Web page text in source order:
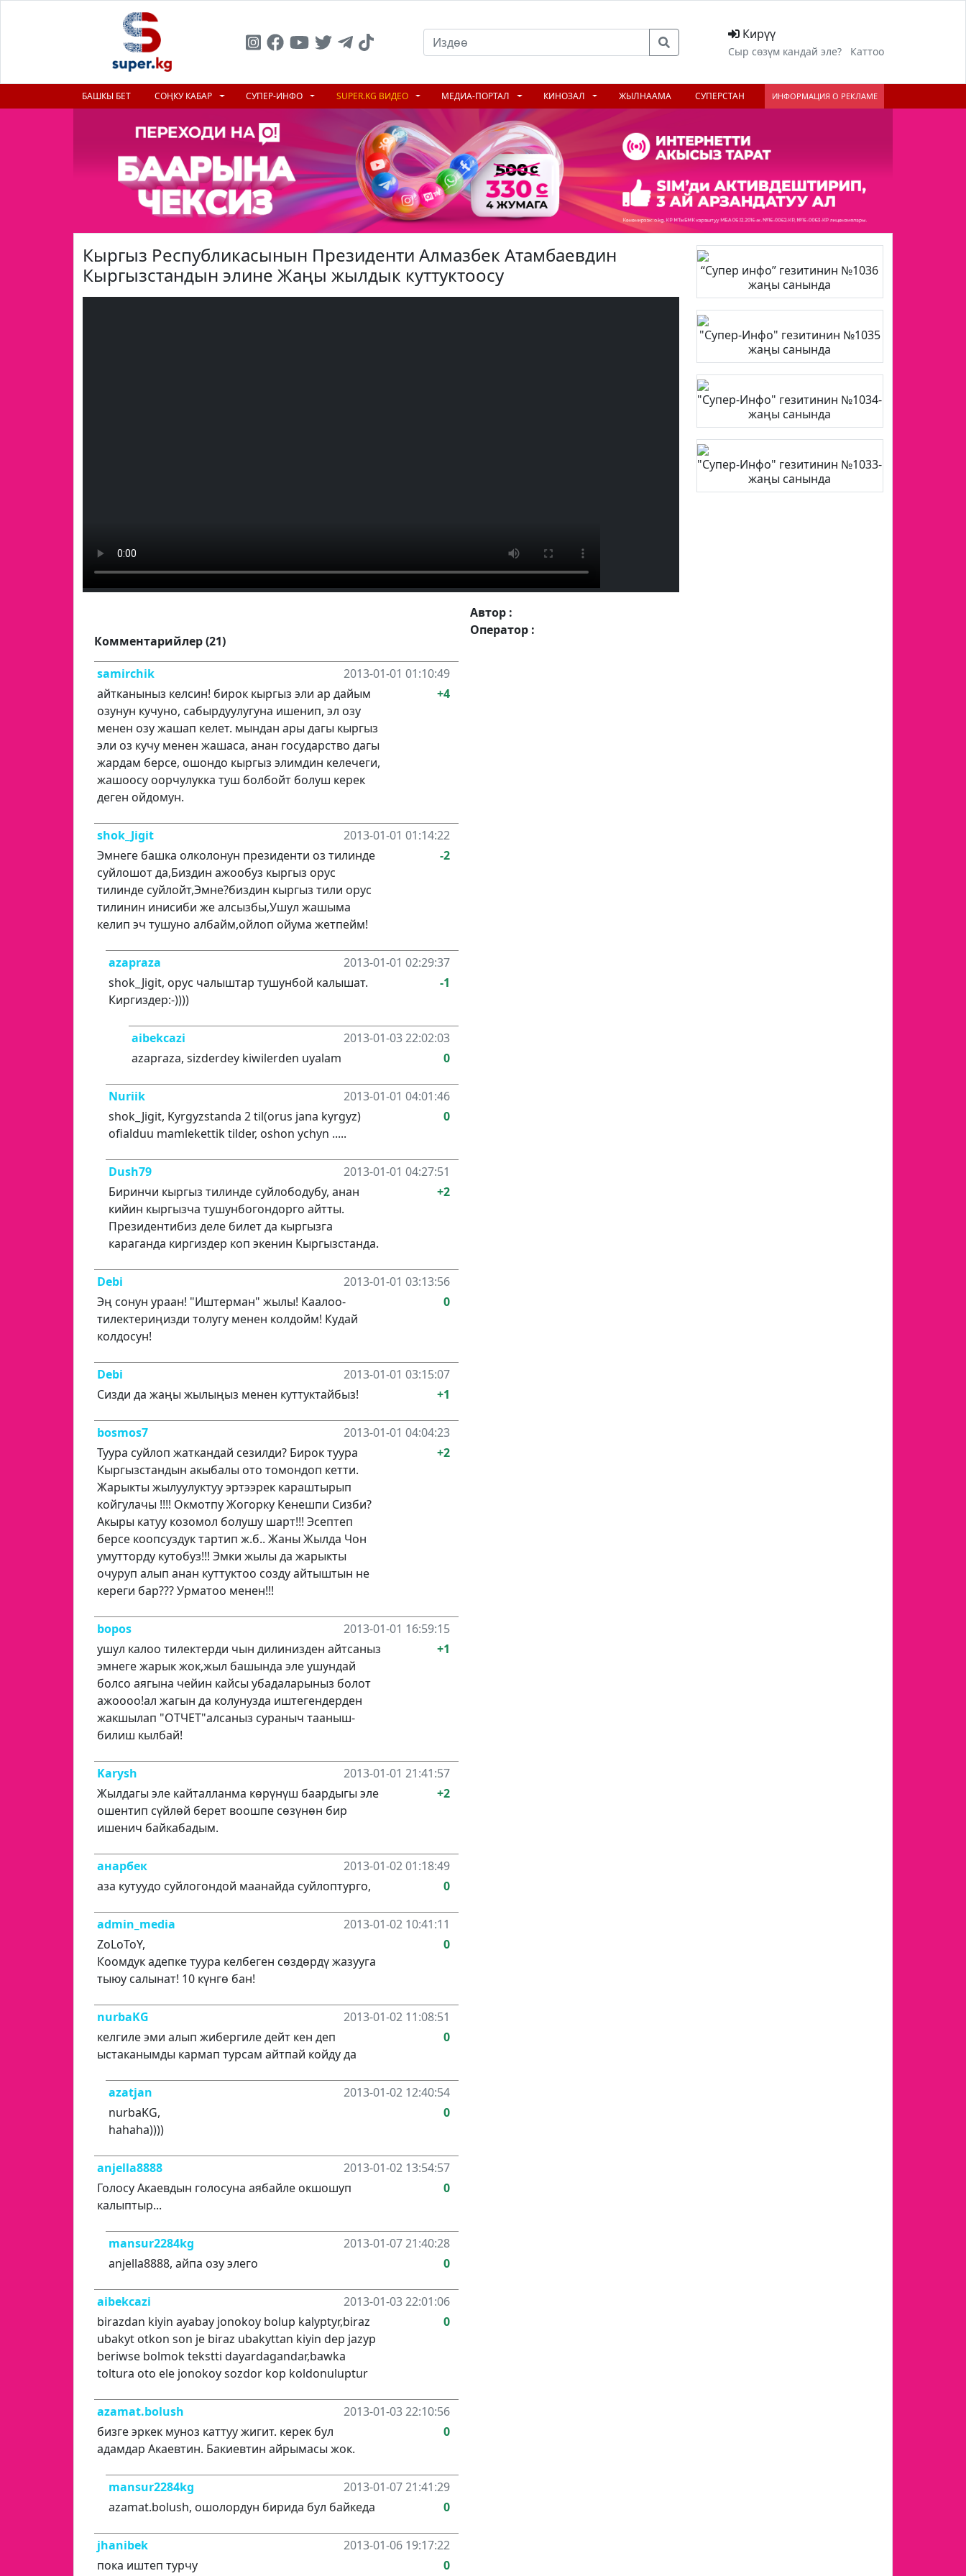
Кирүү
Сыр сөзүм кандай эле? Каттоо
БАШКЫ БЕТ СОҢКУ КАБАР СУПЕР-ИНФО SUPER.KG ВИДЕО МЕДИА-ПОРТАЛ КИНОЗАЛ ЖЫЛНААМА СУПЕРСТАН ИНФОРМАЦИЯ О РЕКЛАМЕ
Кыргыз Республикасынын Президенти Алмазбек Атамбаевдин
Кыргызстандын элине Жаңы жылдык куттуктоосу
Комментарийлер (21)
samirchik
2013-01-01 01:10:49
айтканыныз келсин! бирок кыргыз эли ар дайым
озунун кучуно, сабырдуулугуна ишенип, эл озу
менен озу жашап келет. мындан ары дагы кыргыз
эли оз кучу менен жашаса, анан государство дагы
жардам берсе, ошондо кыргыз элимдин келечеги,
жашоосу оорчулукка туш болбойт болуш керек
деген ойдомун.
+4
shok_Jigit
2013-01-01 01:14:22
Эмнеге башка олколонун президенти оз тилинде
суйлошот да,Биздин ажообуз кыргыз орус
тилинде суйлойт,Эмне?биздин кыргыз тили орус
тилинин инисиби же алсызбы,Ушул жашыма
келип эч тушуно албайм,ойлоп ойума жетпейм!
-2
azapraza
2013-01-01 02:29:37
shok_Jigit, орус чалыштар тушунбой калышат.
Киргиздер:-))))
-1
aibekcazi
2013-01-03 22:02:03
azapraza, sizderdey kiwilerden uyalam
0
Nuriik
2013-01-01 04:01:46
shok_Jigit, Kyrgyzstanda 2 til(orus jana kyrgyz)
ofialduu mamlekettik tilder, oshon ychyn .....
0
Dush79
2013-01-01 04:27:51
Биринчи кыргыз тилинде суйлободубу, анан
кийин кыргызча тушунбогондорго айтты.
Президентибиз деле билет да кыргызга
караганда киргиздер коп экенин Кыргызстанда.
+2
Debi
2013-01-01 03:13:56
Эң сонун ураан! "Иштерман" жылы! Каалоо-
тилектериңизди толугу менен колдойм! Кудай
колдосун!
0
Debi
2013-01-01 03:15:07
Сизди да жаңы жылыңыз менен куттуктайбыз!
+1
bosmos7
2013-01-01 04:04:23
Туура суйлоп жаткандай сезилди? Бирок туура
Кыргызстандын акыбалы ото томондоп кетти.
Жарыкты жылуулуктуу эртээрек караштырып
койгулачы !!!! Окмотпу Жогорку Кенешпи Сизби?
Акыры катуу козомол болушу шарт!!! Эсептеп
берсе коопсуздук тартип ж.б.. Жаны Жылда Чон
умутторду кутобуз!!! Эмки жылы да жарыкты
очуруп алып анан куттуктоо созду айтыштын не
кереги бар??? Урматоо менен!!!
+2
bopos
2013-01-01 16:59:15
ушул калоо тилектерди чын дилинизден айтсаныз
эмнеге жарык жок,жыл башында эле ушундай
болсо аягына чейин кайсы убадаларыныз болот
ажоооо!ал жагын да колунузда иштегендерден
жакшылап "ОТЧЕТ"алсаныз сураныч тааныш-
билиш кылбай!
+1
Karysh
2013-01-01 21:41:57
Жылдагы эле кайталланма көрүнүш баардыгы эле
ошентип сүйлөй берет воошпе сөзүнөн бир
ишенич байкабадым.
+2
анарбек
2013-01-02 01:18:49
аза кутуудо суйлогондой маанайда суйлоптурго,
0
admin_media
2013-01-02 10:41:11
ZoLoToY,
Коомдук адепке туура келбеген сөздөрдү жазууга
тыюу салынат! 10 күнгө бан!
0
nurbaKG
2013-01-02 11:08:51
келгиле эми алып жибергиле дейт кен деп
ыстаканымды кармап турсам айтпай койду да
0
azatjan
2013-01-02 12:40:54
nurbaKG,
hahaha))))
0
anjella8888
2013-01-02 13:54:57
Голосу Акаевдын голосуна аябайле окшошуп
калыптыр...
0
mansur2284kg
2013-01-07 21:40:28
anjella8888, айпа озу элего
0
aibekcazi
2013-01-03 22:01:06
birazdan kiyin ayabay jonokoy bolup kalyptyr,biraz
ubakyt otkon son je biraz ubakyttan kiyin dep jazyp
beriwse bolmok tekstti dayardagandar,bawka
toltura oto ele jonokoy sozdor kop koldonuluptur
0
azamat.bolush
2013-01-03 22:10:56
бизге эркек муноз каттуу жигит. керек бул
адамдар Акаевтин. Бакиевтин айрымасы жок.
0
mansur2284kg
2013-01-07 21:41:29
azamat.bolush, ошолордун бирида бул байкеда
0
jhanibek
2013-01-06 19:17:22
пока иштеп турчу
0
Автор :
Оператор :
“Супер инфо” гезитинин №1036
жаңы санында
"Супер-Инфо" гезитинин №1035
жаңы санында
"Супер-Инфо" гезитинин №1034-
жаңы санында
"Супер-Инфо" гезитинин №1033-
жаңы санында